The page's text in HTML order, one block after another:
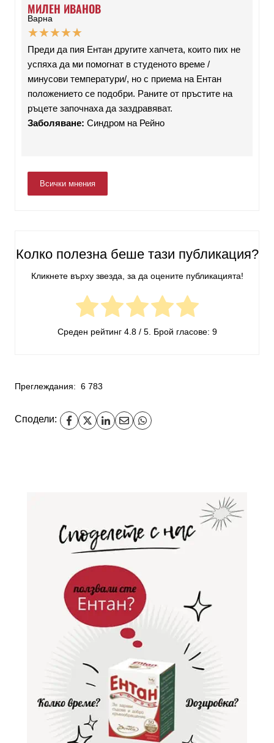
МИЛЕН ИВАНОВ
Варна
★★★★★
Преди да пия Ентан другите хапчета, които пих не
успяха да ми помогнат в студеното време /
минусови температури/, но с приема на Ентан
положението се подобри. Раните от пръстите на
ръцете започнаха да заздравяват.
Заболяване: Синдром на Рейно
Всички мнения
Колко полезна беше тази публикация?
Кликнете върху звезда, за да оцените публикацията!
Среден рейтинг 4.8/ 5. Брой гласове: 9
Преглеждания: 6 783
Сподели: